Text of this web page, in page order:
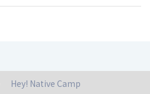
Hey! Native Camp